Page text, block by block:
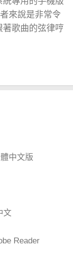
來說是非常令
著歌曲的弦律哼
中文版
文
Reader